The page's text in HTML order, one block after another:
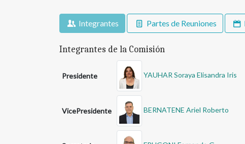
Integrantes Partes de Reuniones
Integrantes de la Comisión
Presidente YAUHAR Soraya Elisandra Iris
VicePresidente BERNATENE Ariel Roberto